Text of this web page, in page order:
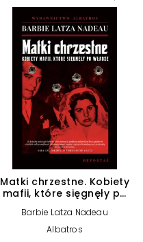
Matki chrzestne. Kobiety
mafii, które sięgnęły po
Barbie Latza Nadeau
Albatros